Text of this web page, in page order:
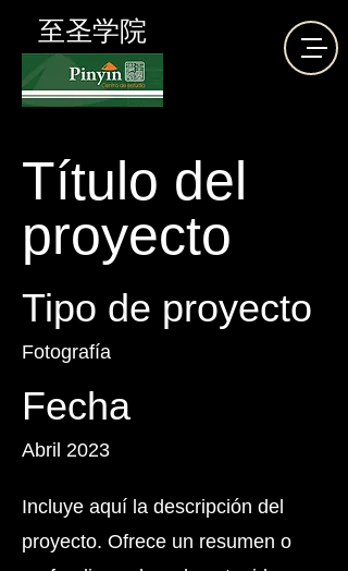
至圣学院
Título del
proyecto
Tipo de proyecto
Fotografía
Fecha
Abril 2023
Incluye aquí la descripción del
proyecto. Ofrece un resumen o